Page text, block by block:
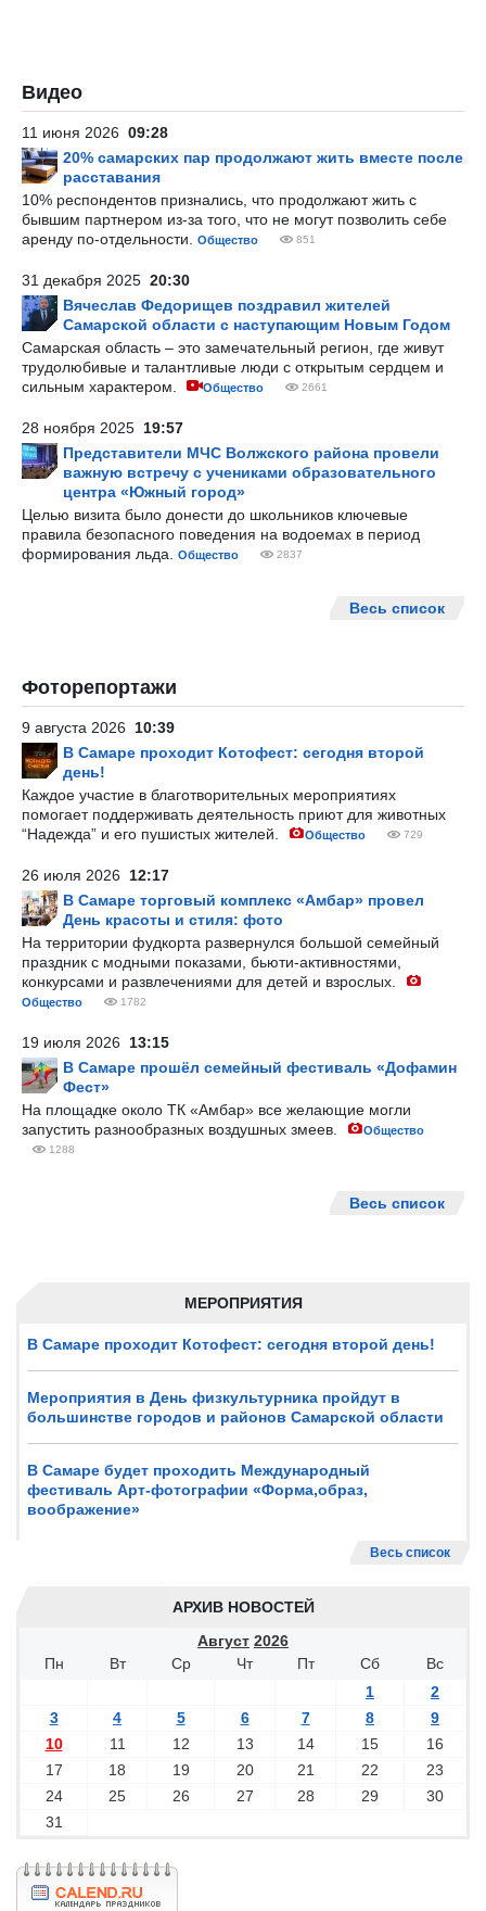
МЕРОПРИЯТИЯ
В Самаре проходит Котофест: сегодня второй день!
Мероприятия в День физкультурника пройдут в
большинстве городов и районов Самарской области
В Самаре будет проходить Международный
фестиваль Арт-фотографии «Форма,образ,
воображение»
Весь список
АРХИВ НОВОСТЕЙ
Август 2026
Пн
Вт Ср Чт Пт Сб
Вс
1
2
3
4 5 6 7 8
9
10
11 12 13 14 15
16
17
18 19 20 21 22
23
24
25 26 27 28 29
30
31
Видео
11 июня 2026 09:28
20% самарских пар продолжают жить вместе после
расставания
10% респондентов признались, что продолжают жить с
бывшим партнером из-за того, что не могут позволить себе
аренду по-отдельности.
Общество 851
31 декабря 2025 20:30
Вячеслав Федорищев поздравил жителей
Самарской области с наступающим Новым Годом
Самарская область – это замечательный регион, где живут
трудолюбивые и талантливые люди с открытым сердцем и
сильным характером.
Общество 2661
28 ноября 2025 19:57
Представители МЧС Волжского района провели
важную встречу с учениками образовательного
центра «Южный город»
Целью визита было донести до школьников ключевые
правила безопасного поведения на водоемах в период
формирования льда.
Общество 2837
Весь список
Фоторепортажи
9 августа 2026 10:39
В Самаре проходит Котофест: сегодня второй
день!
Каждое участие в благотворительных мероприятиях
помогает поддерживать деятельность приют для животных
“Надежда” и его пушистых жителей.
Общество 729
26 июля 2026 12:17
В Самаре торговый комплекс «Амбар» провел
День красоты и стиля: фото
На территории фудкорта развернулся большой семейный
праздник с модными показами, бьюти-активностями,
конкурсами и развлечениями для детей и взрослых.
Общество 1782
19 июля 2026 13:15
В Самаре прошёл семейный фестиваль «Дофамин
Фест»
На площадке около ТК «Амбар» все желающие могли
запустить разнообразных воздушных змеев.
Общество
1288
Весь список